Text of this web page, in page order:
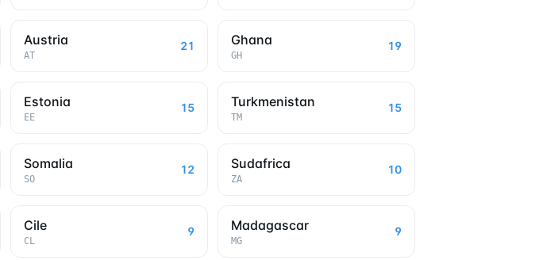
Austria
AT
21 Ghana
GH
19
Estonia
EE
15 Turkmenistan
TM
15
Somalia
SO
12 Sudafrica
ZA
10
Cile
CL
9 Madagascar
MG
9